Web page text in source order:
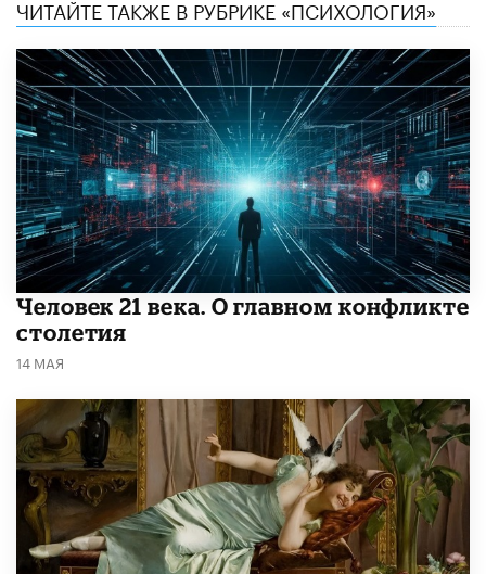
ЧИТАЙТЕ ТАКЖЕ В РУБРИКЕ «ПСИХОЛОГИЯ»
​Человек 21 века. О главном конфликте
столетия
14 МАЯ